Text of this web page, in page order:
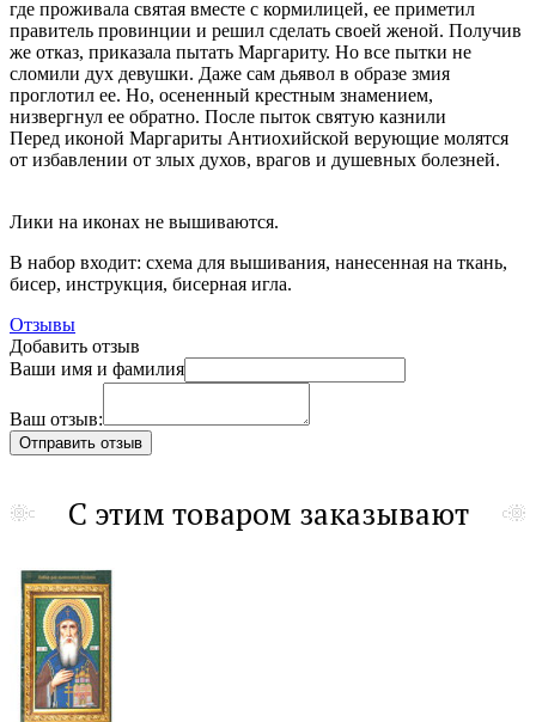
где проживала святая вместе с кормилицей, ее приметил
правитель провинции и решил сделать своей женой. Получив
же отказ, приказала пытать Маргариту. Но все пытки не
сломили дух девушки. Даже сам дьявол в образе змия
проглотил ее. Но, осененный крестным знамением,
низвергнул ее обратно. После пыток святую казнили
Перед иконой Маргариты Антиохийской верующие молятся
от избавлении от злых духов, врагов и душевных болезней.
Лики на иконах не вышиваются.
В набор входит: схема для вышивания, нанесенная на ткань,
бисер, инструкция, бисерная игла.
Отзывы
Добавить отзыв
Ваши имя и фамилия
Ваш отзыв:
С этим товаром заказывают